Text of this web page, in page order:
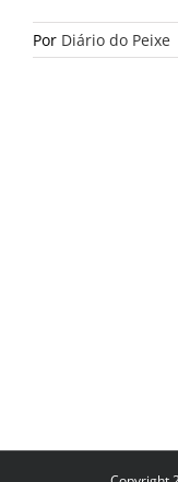
Por Diário do Peixe